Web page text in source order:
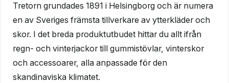
Tretorn grundades 1891 i Helsingborg och är numera
en av Sveriges främsta tillverkare av ytterkläder och
skor. I det breda produktutbudet hittar du allt ifrån
regn- och vinterjackor till gummistövlar, vinterskor
och accessoarer, alla anpassade för den
skandinaviska klimatet.